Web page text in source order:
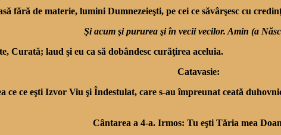
fără de materie, lumini Dumnezeieşti, pe cei ce săvârşesc cu
Şi acum şi pururea şi în vecii vecilor. Amin (a
Curată; laud şi eu ca să dobândesc curăţirea aceluia.
Catavasie:
ce ce eşti Izvor Viu şi Îndestulat, care s-au împreunat ceată
Cântarea a 4-a. Irmos: Tu eşti Tăria mea